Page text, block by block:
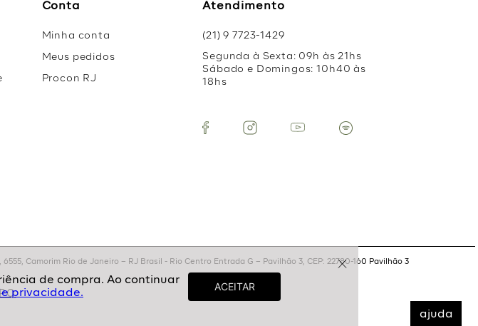
ajuda
privacidade.
Conta
Minha conta
Meus pedidos
Procon RJ
Atendimento
(21) 9 7723-1429
Segunda à Sexta: 09h às 21hs
Sábado e Domingos: 10h40 às
18hs
Camorim Rio de Janeiro – RJ Brasil - Rio Centro Entrada G – Pavilhão 3, CEP: 22780-160 Pavilhão 3